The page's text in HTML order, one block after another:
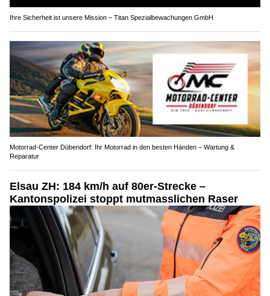
Ihre Sicherheit ist unsere Mission – Titan Spezialbewachungen GmbH
Motorrad-Center Dübendorf: Ihr Motorrad in den besten Händen – Wartung &
Reparatur
Elsau ZH: 184 km/h auf 80er-Strecke –
Kantonspolizei stoppt mutmasslichen Raser